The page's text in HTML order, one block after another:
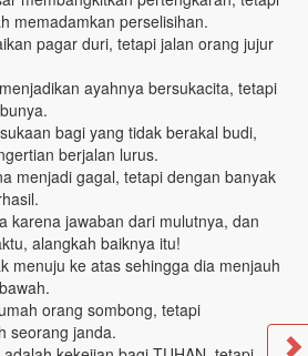
memadamkan perselisihan.
pagar duri, tetapi jalan orang jujur
ayahnya bersukacita, tetapi
bagi yang tidak berakal budi,
berjalan lurus.
menjadi gagal, tetapi dengan banyak
karena jawaban dari mulutnya, dan
alangkah baiknya itu!
menuju ke atas sehingga dia menjauh
orang sombong, tetapi
seorang janda.